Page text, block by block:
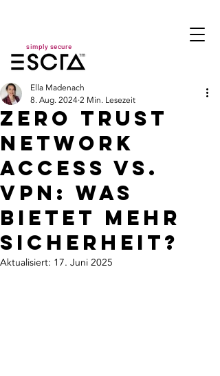
simply secure
Zero Trust
Network
Access vs.
VPN: Was
bietet mehr
Sicherheit?
Ella Madenach
8. Aug. 20242 Min. Lesezeit
Aktualisiert: 17. Juni 2025